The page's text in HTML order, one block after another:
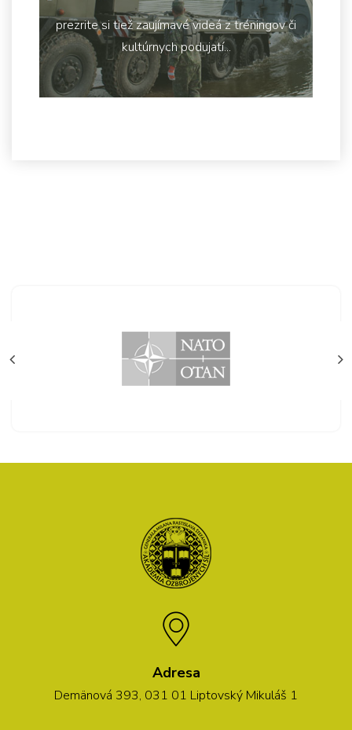
prezrite si tiež zaujímavé videá z tréningov či
kultúrnych podujatí...
Adresa
Demänová 393, 031 01 Liptovský Mikuláš 1